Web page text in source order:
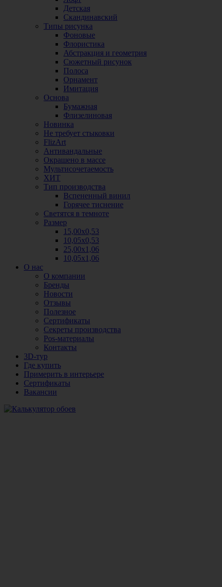
Детская
Скандинавский
Типы рисунка
Фоновые
Флористика
Абстракция и геометрия
Сюжетный рисунок
Полоса
Орнамент
Имитация
Основа
Бумажная
Флизелиновая
Новинка
Не требует стыковки
FlizArt
Антивандальные
Окрашено в массе
Мультисочетаемость
ХИТ
Тип производства
Вспененный винил
Горячее тиснение
Светятся в темноте
Размер
15,00х0,53
10,05х0,53
25,00х1,06
10,05х1,06
О нас
О компании
Бренды
Новости
Отзывы
Полезное
Сертификаты
Секреты производства
Pos-материалы
Контакты
3D-тур
Где купить
Примерить в интерьере
Сертификаты
Вакансии